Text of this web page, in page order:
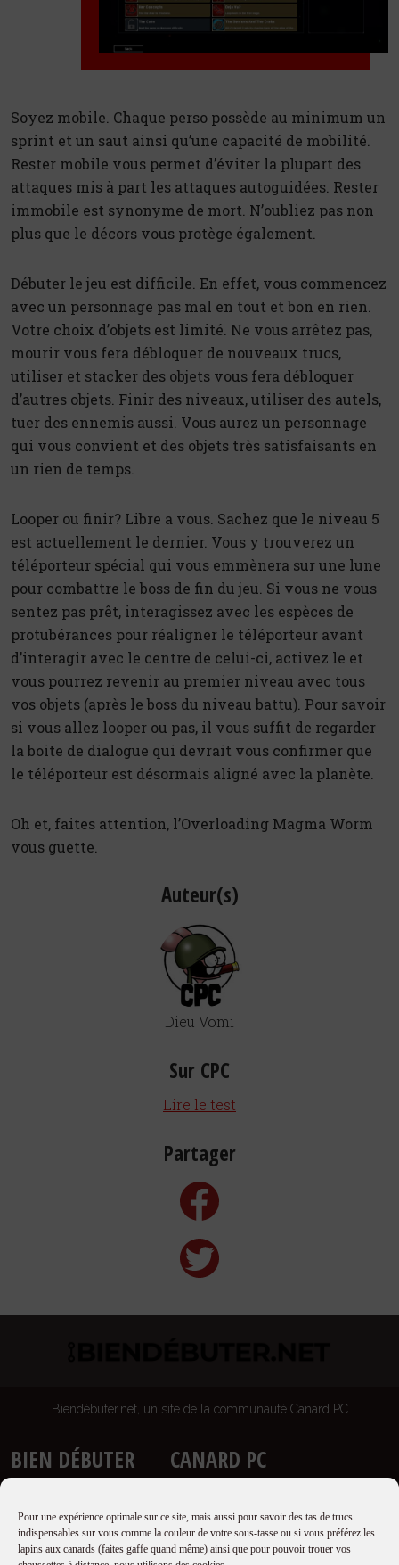
Pour une expérience optimale sur ce site, mais aussi pour savoir des tas de trucs
indispensables sur vous comme la couleur de votre sous-tasse ou si vous préférez les
lapins aux canards (faites gaffe quand même) ainsi que pour pouvoir trouer vos
Soyez mobile. Chaque perso possède au minimum un
sprint et un saut ainsi qu’une capacité de mobilité.
Rester mobile vous permet d’éviter la plupart des
attaques mis à part les attaques autoguidées. Rester
immobile est synonyme de mort. N’oubliez pas non
plus que le décors vous protège également.
Débuter le jeu est difficile. En effet, vous commencez
avec un personnage pas mal en tout et bon en rien.
Votre choix d’objets est limité. Ne vous arrêtez pas,
mourir vous fera débloquer de nouveaux trucs,
utiliser et stacker des objets vous fera débloquer
d’autres objets. Finir des niveaux, utiliser des autels,
tuer des ennemis aussi. Vous aurez un personnage
qui vous convient et des objets très satisfaisants en
un rien de temps.
Looper ou finir? Libre a vous. Sachez que le niveau 5
est actuellement le dernier. Vous y trouverez un
téléporteur spécial qui vous emmènera sur une lune
pour combattre le boss de fin du jeu. Si vous ne vous
sentez pas prêt, interagissez avec les espèces de
protubérances pour réaligner le téléporteur avant
d’interagir avec le centre de celui-ci, activez le et
vous pourrez revenir au premier niveau avec tous
vos objets (après le boss du niveau battu). Pour savoir
si vous allez looper ou pas, il vous suffit de regarder
la boite de dialogue qui devrait vous confirmer que
le téléporteur est désormais aligné avec la planète.
Oh et, faites attention, l’Overloading Magma Worm
vous guette.
Auteur(s)
Dieu Vomi
Sur CPC
Lire le test
Partager
Biendébuter.net, un site de la communauté Canard PC
BIEN DÉBUTER
Guides
Proposer un guide
Qui sommes nous ?
CANARD PC
Newsletter
Boutique
Forums